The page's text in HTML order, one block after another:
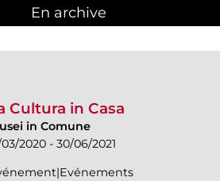
En archive
Cultura in Casa
in Comune
03/2020 - 30/06/2021